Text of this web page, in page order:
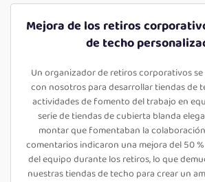
Mejora de los retiros
de techo
Un organizador de retiros corporativos
con nosotros para desarrollar tiendas de
actividades de fomento del trabajo en
serie de tiendas de cubierta blanda
montar que fomentaban la
comentarios indicaron una mejora del 50
del equipo durante los retiros, lo que
nuestras tiendas de techo para crear un